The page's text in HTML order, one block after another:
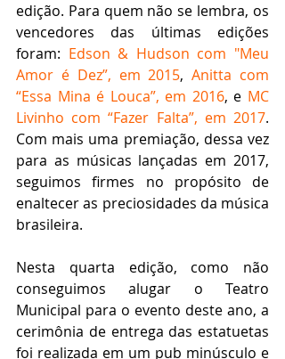
edição. Para quem não se lembra, os
vencedores das últimas edições
foram: Edson & Hudson com "Meu
Amor é Dez”, em 2015, Anitta com
“Essa Mina é Louca”, em 2016, e MC
Livinho com “Fazer Falta”, em 2017.
Com mais uma premiação, dessa vez
para as músicas lançadas em 2017,
seguimos firmes no propósito de
enaltecer as preciosidades da música
brasileira.
Nesta quarta edição, como não
conseguimos alugar o Teatro
Municipal para o evento deste ano, a
cerimônia de entrega das estatuetas
foi realizada em um pub minúsculo e